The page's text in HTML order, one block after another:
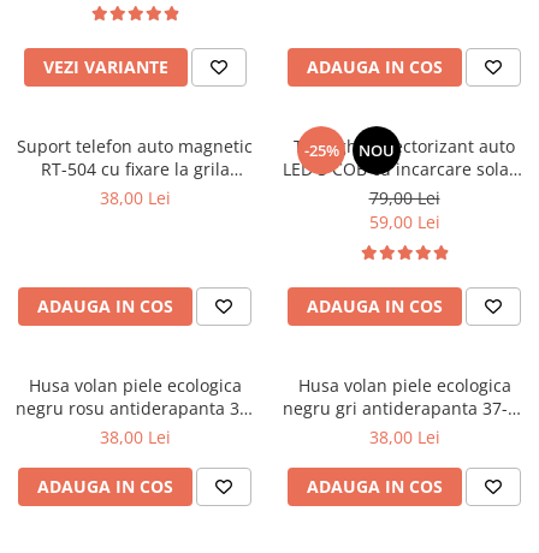
Parasolare Auto
Plasa elastica & Organizator Auto
Scrumiere Auto
Stergatoare Parbriz
Suport Auto Ochelari
Suporti Pahar Auto
Suporti Telefon Auto
VEZI VARIANTE ADAUGA IN COS
Suport telefon auto magnetic
RT-504 cu fixare la grila
ventilatie si rotire 360°
38,00 Lei
ADAUGA IN COS
-25% NOU
Triunghi reflectorizant auto
LED 3 COB cu incarcare solara
USB
79,00 Lei
59,00 Lei
ADAUGA IN COS
Husa volan piele ecologica
negru rosu antiderapanta 37-
39 cm universala AD6-18R
38,00 Lei
ADAUGA IN COS
Husa volan piele ecologica
negru gri antiderapanta 37-39
cm universala AD6-18G
38,00 Lei
ADAUGA IN COS